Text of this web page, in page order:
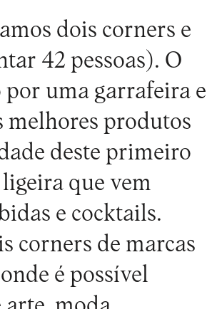
dois corners e
42 pessoas). O
uma garrafeira e
melhores produtos
deste primeiro
que vem
e cocktails.
corners de marcas
é possível